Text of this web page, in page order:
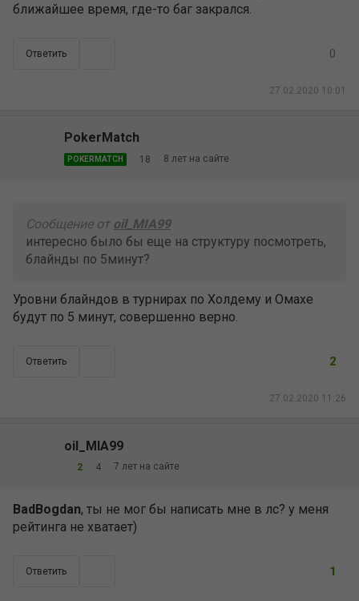
ближайшее время, где-то баг закрался.
Ответить
27.02.2020 10:01
0
PokerMatch
POKERMATCH 18 8 лет на сайте
Сообщение от oil_MIA99
интересно было бы еще на структуру посмотреть,
блайнды по 5минут?
Уровни блайндов в турнирах по Холдему и Омахе
будут по 5 минут, совершенно верно.
Ответить
27.02.2020 11:26
2
oil_MIA99
2 4 7 лет на сайте
BadBogdan, ты не мог бы написать мне в лс? у меня
рейтинга не хватает)
Ответить 1